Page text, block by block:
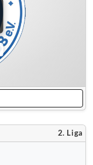
2. Liga